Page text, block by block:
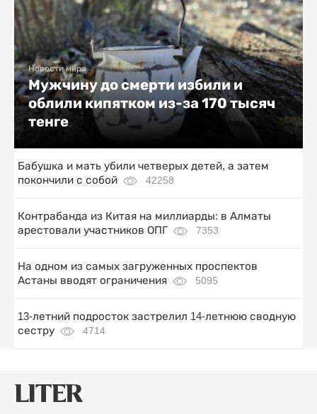
Новости мира
Мужчину до смерти избили и
облили кипятком из-за 170 тысяч
тенге
Бабушка и мать убили четверых детей, а затем
покончили с собой
42258
Контрабанда из Китая на миллиарды: в Алматы
арестовали участников ОПГ
7353
На одном из самых загруженных проспектов
Астаны вводят ограничения
5095
13-летний подросток застрелил 14-летнюю сводную
сестру
4714